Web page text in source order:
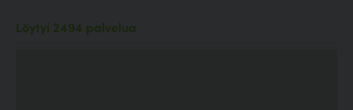
Löytyi 2494 palvelua